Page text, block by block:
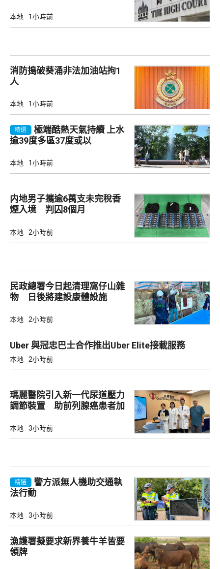
本地 1小時前
消防搗破葵涌非法加油站拘1
人
本地 1小時前
精選
極端酷熱天氣持續 上水
逾39度多區37度或以
本地 1小時前
内地男子攜逾6萬支未完稅香
煙入境 判囚8個月
本地 2小時前
民政總署今日起清理窩仔山雜
物 日後將建設康體設施
本地 2小時前
Uber 與冠忠巴士合作推出Uber Elite接載服務
本地 2小時前
瑪麗醫院引入新一代尿道壓力
調節裝置 助前列腺癌患者加
本地 3小時前
精選
警方派無人機助交通執
法行動
本地 3小時前
漁護署擬要求新界養牛羊皆要
領牌